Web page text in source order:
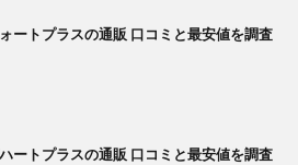
ートプラスの通販 口コミと最安値を調査
ートプラスの通販 口コミと最安値を調査